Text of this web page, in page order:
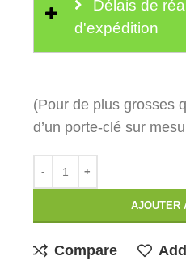
Délais de
d'expédition
(Pour de plus grosses
d’un porte-clé sur
AJOUTER
Compare